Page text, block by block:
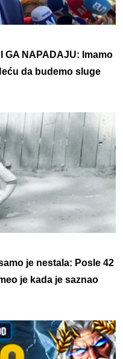
GA NAPADAJU: Imamo
da budemo sluge
je nestala: Posle 42
je kada je saznao